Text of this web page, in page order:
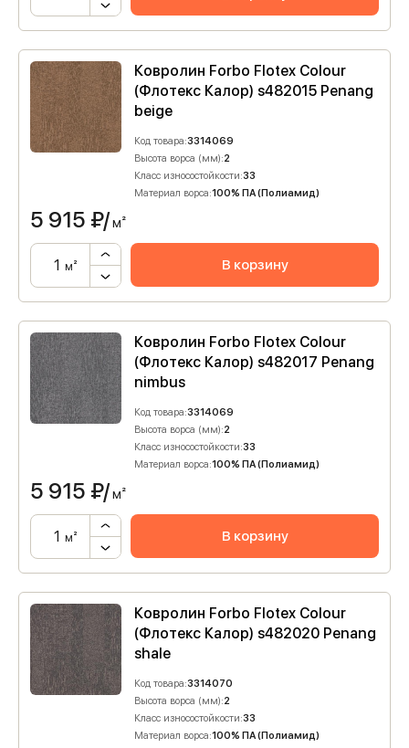
Ковролин Forbo Flotex Colour
(Флотекс Калор) s482015 Penang
beige
Код товара:3314069
Высота ворса (мм):2
Класс износостойкости:33
Материал ворса:100% ПА (Полиамид)
5 915 ₽/м²
м² В корзину
Ковролин Forbo Flotex Colour
(Флотекс Калор) s482017 Penang
nimbus
Код товара:3314069
Высота ворса (мм):2
Класс износостойкости:33
Материал ворса:100% ПА (Полиамид)
5 915 ₽/м²
м² В корзину
Ковролин Forbo Flotex Colour
(Флотекс Калор) s482020 Penang
shale
Код товара:3314070
Высота ворса (мм):2
Класс износостойкости:33
Материал ворса:100% ПА (Полиамид)